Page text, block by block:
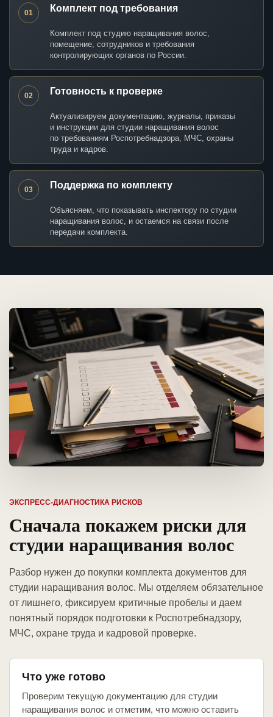
01 Комплект под требования
Комплект под студию наращивания волос,
помещение, сотрудников и требования
контролирующих органов по России.
02 Готовность к проверке
Актуализируем документацию, журналы, приказы
и инструкции для студии наращивания волос
по требованиям Роспотребнадзора, МЧС, охраны
труда и кадров.
03 Поддержка по комплекту
Объясняем, что показывать инспектору по студии
наращивания волос, и остаемся на связи после
передачи комплекта.
ЭКСПРЕСС-ДИАГНОСТИКА РИСКОВ
Сначала покажем риски для
студии наращивания волос
Разбор нужен до покупки комплекта документов для
студии наращивания волос. Мы отделяем обязательное
от лишнего, фиксируем критичные пробелы и даем
понятный порядок подготовки к Роспотребнадзору,
МЧС, охране труда и кадровой проверке.
Что уже готово
Проверим текущую документацию для студии
наращивания волос и отметим, что можно оставить